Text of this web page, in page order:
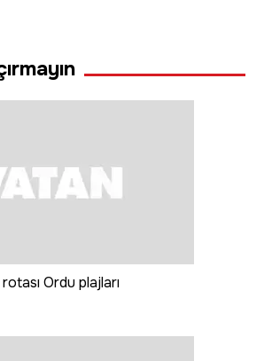
Ordu plajları